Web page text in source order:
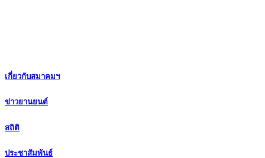
เกี่ยวกับสมาคมฯ
ข่าวยานยนต์
สถิติ
ประชาสัมพันธ์